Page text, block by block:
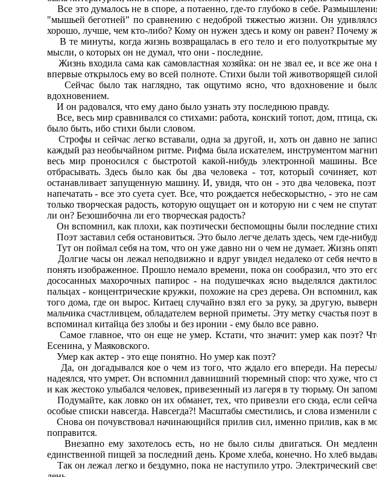
Все это думалось не в споре, а потаенно, где-то глубоко в себе.
"мышьей беготней" по сравнению с недоброй тяжестью жизни. Он
хорошо, лучше, чем кто-либо? Кому он нужен здесь и кому он равен? Почему
В те минуты, когда жизнь возвращалась в его тело и его полуоткрытые
мысли, о которых он не думал, что они - последние.
Жизнь входила сама как самовластная хозяйка: он не звал ее, и все же она
впервые открылось ему во всей полноте. Стихи были той животворящей
Сейчас было так наглядно, так ощутимо ясно, что вдохновение и
вдохновением.
И он радовался, что ему дано было узнать эту последнюю правду.
Все, весь мир сравнивался со стихами: работа, конский топот, дом, птица,
было быть, ибо стихи были словом.
Строфы и сейчас легко вставали, одна за другой, и, хоть он давно не
каждый раз необычайном ритме. Рифма была искателем, инструментом
весь мир проносился с быстротой какой-нибудь электронной машины.
отбрасывать. Здесь было как бы два человека - тот, который сочиняет,
останавливает запущенную машину. И, увидя, что он - это два человека,
напечатать - все это суета сует. Все, что рождается небескорыстно, - это не
только творческая радость, которую ощущает он и которую ни с чем не
ли он? Безошибочна ли его творческая радость?
Он вспомнил, как плохи, как поэтически беспомощны были последние
Поэт заставил себя остановиться. Это было легче делать здесь, чем где-
Тут он поймал себя на том, что он уже давно ни о чем не думает. Жизнь
Долгие часы он лежал неподвижно и вдруг увидел недалеко от себя
понять изображенное. Прошло немало времени, пока он сообразил, что это
дососанных махорочных папирос - на подушечках ясно выделялся
пальцах - концентрические кружки, похожие на срез дерева. Он вспомнил,
того дома, где он вырос. Китаец случайно взял его за руку, за другую,
мальчика счастливцем, обладателем верной приметы. Эту метку счастья
вспоминал китайца без злобы и без иронии - ему было все равно.
Самое главное, что он еще не умер. Кстати, что значит: умер как поэт?
Есенина, у Маяковского.
Умер как актер - это еще понятно. Но умер как поэт?
Да, он догадывался кое о чем из того, что ждало его впереди. На
надеялся, что умрет. Он вспомнил давнишний тюремный спор: что хуже, что
и как жестоко улыбался человек, привезенный из лагеря в ту тюрьму. Он
Подумайте, как ловко он их обманет, тех, что привезли его сюда, если
особые списки навсегда. Навсегда?! Масштабы сместились, и слова изменили
Снова он почувствовал начинающийся прилив сил, именно прилив, как в
поправится.
Внезапно ему захотелось есть, но не было силы двигаться. Он
единственной пищей за последний день. Кроме хлеба, конечно. Но хлеб
Так он лежал легко и бездумно, пока не наступило утро. Электрический